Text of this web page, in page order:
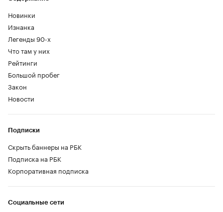
Новинки
Изнанка
Легенды 90-х
Что там у них
Рейтинги
Большой пробег
Закон
Новости
Социальные сети
Подписки
Скрыть баннеры на РБК
Подписка на РБК
Корпоративная подписка